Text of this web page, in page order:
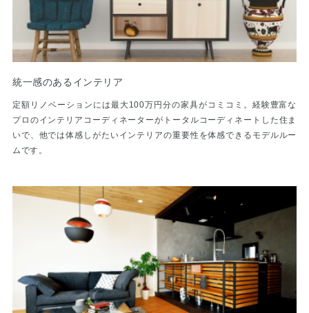
統一感のあるインテリア
定額リノベーションには最大100万円分の家具がコミコミ。経験豊富な
プロのインテリアコーディネーターがトータルコーディネートした住ま
いで、他では体感しがたいインテリアの重要性を体感できるモデルルー
ムです。